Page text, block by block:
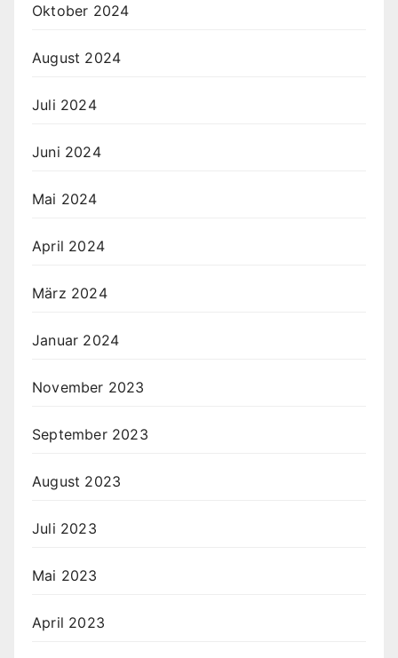
Oktober 2024
August 2024
Juli 2024
Juni 2024
Mai 2024
April 2024
März 2024
Januar 2024
November 2023
September 2023
August 2023
Juli 2023
Mai 2023
April 2023